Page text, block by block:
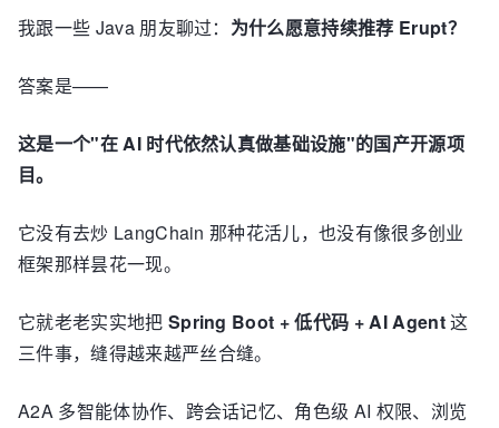
我跟一些 Java 朋友聊过： 为什么愿意持续推荐 Erupt？
答案是——
这是一个"在 AI 时代依然认真做基础设施"的国产开源项
目。
它没有去炒 LangChain 那种花活儿，也没有像很多创业
框架那样昙花一现。
它就老老实实地把 Spring Boot + 低代码 + AI Agent这
三件事，缝得越来越严丝合缝。
A2A 多智能体协作、跨会话记忆、角色级 AI 权限、浏览